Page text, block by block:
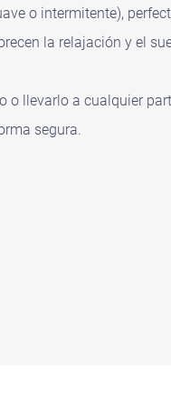
o intermitente),
la relajación y el
o llevarlo a cualquier
segura.